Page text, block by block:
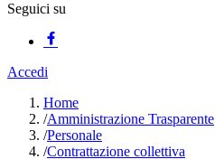
Seguici su
Accedi
Home
/Amministrazione Trasparente
/Personale
/Contrattazione collettiva